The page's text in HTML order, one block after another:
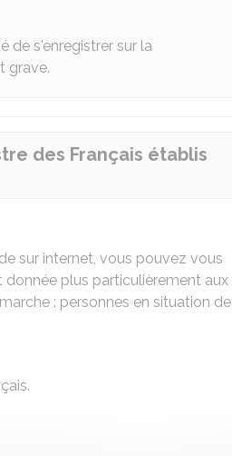
de s'enregistrer sur la
grave.
des Français établis
sur internet, vous pouvez vous
plus particulièrement aux
: personnes en situation de